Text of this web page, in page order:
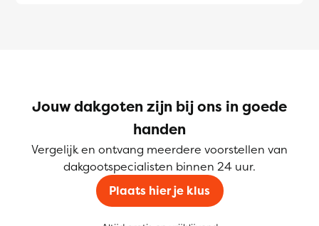
Jouw dakgoten zijn bij ons in goede
handen
Vergelijk en ontvang meerdere voorstellen van
dakgootspecialisten binnen 24 uur.
Plaats hier je klus